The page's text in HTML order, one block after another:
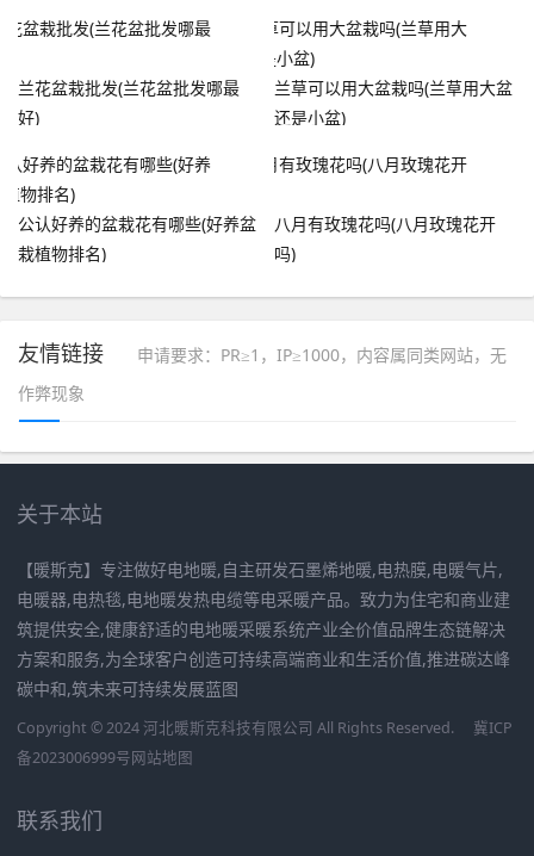
兰花盆栽批发(兰花盆批发哪最
好)
兰草可以用大盆栽吗(兰草用大盆
还是小盆)
公认好养的盆栽花有哪些(好养盆
栽植物排名)
八月有玫瑰花吗(八月玫瑰花开
吗)
友情链接
申请要求：PR≥1，IP≥1000，内容属同类网站，无
作弊现象
关于本站
【暖斯克】专注做好电地暖,自主研发石墨烯地暖,电热膜,电暖气片,
电暖器,电热毯,电地暖发热电缆等电采暖产品。致力为住宅和商业建
筑提供安全,健康舒适的电地暖采暖系统产业全价值品牌生态链解决
方案和服务,为全球客户创造可持续高端商业和生活价值,推进碳达峰
碳中和,筑未来可持续发展蓝图
Copyright © 2024 河北暖斯克科技有限公司 All Rights Reserved.
冀ICP
备2023006999号网站地图
联系我们